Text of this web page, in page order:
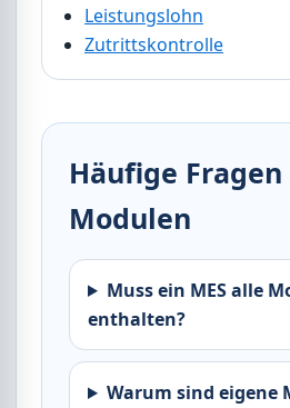
Leistungslohn
Zutrittskontrolle
Häufige Fragen
Modulen
Muss ein MES alle
enthalten?
Warum sind eigene